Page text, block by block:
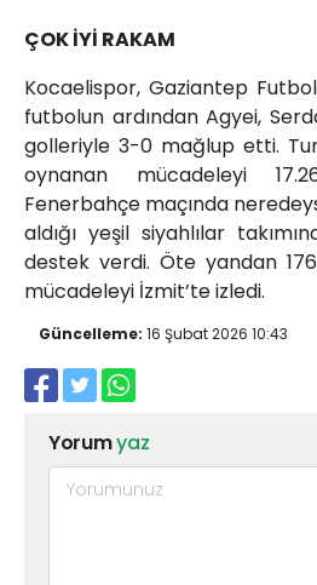
ÇOK İYİ RAKAM
Kocaelispor, Gaziantep
futbolun ardından Agyei,
golleriyle 3-0 mağlup etti.
oynanan mücadeleyi
Fenerbahçe maçında
aldığı yeşil siyahlılar
destek verdi. Öte yandan
mücadeleyi İzmit’te izledi.
Güncelleme: 16 Şubat 2026 10:43
Yorumyaz